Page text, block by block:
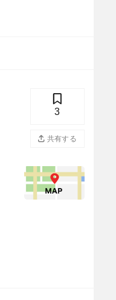
3
共有する